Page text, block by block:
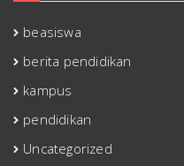
beasiswa
berita pendidikan
kampus
pendidikan
Uncategorized